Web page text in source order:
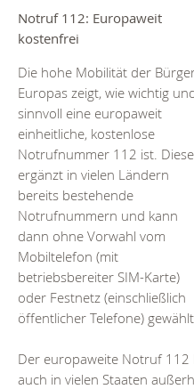
Notruf 112: Europaweit
kostenfrei
Die hohe Mobilität der
Europas zeigt, wie wichtig
sinnvoll eine europaweit
einheitliche, kostenlose
Notrufnummer 112 ist. Diese
ergänzt in vielen Ländern
bereits bestehende
Notrufnummern und kann
dann ohne Vorwahl vom
Mobiltelefon (mit
betriebsbereiter SIM-Karte)
oder Festnetz (einschließlich
öffentlicher Telefone)
Der europaweite Notruf
auch in vielen Staaten